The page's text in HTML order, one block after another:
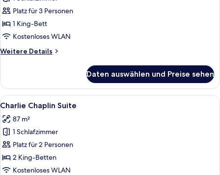
1 King-
Bett,
Nichtraucher,
Blick
auf
Innenhof
anzeigen
Platz für 3 Personen
1 King-Bett
Kostenloses WLAN
Weitere Details
Weitere
Suite,
1 King-
Bett,
Nichtraucher,
Blick
auf
Innenhof
Daten auswählen und Preise sehen
Alle
Fotos
für
Charlie
Chaplin
Suite
anzeigen
Ein luxuriöses Schlafzimmer mit
14
Charlie Chaplin Suite
87 m²
1 Schlafzimmer
Platz für 2 Personen
2 King-Betten
Kostenloses WLAN